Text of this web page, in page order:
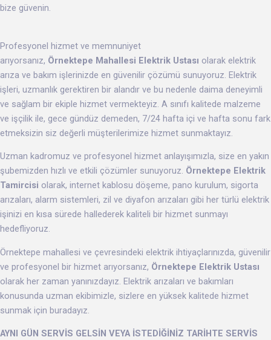
bize güvenin.
Profesyonel hizmet ve memnuniyet
arıyorsanız, Örnektepe Mahallesi Elektrik Ustası olarak elektrik
arıza ve bakım işlerinizde en güvenilir çözümü sunuyoruz. Elektrik
işleri, uzmanlık gerektiren bir alandır ve bu nedenle daima deneyimli
ve sağlam bir ekiple hizmet vermekteyiz. A sınıfı kalitede malzeme
ve işçilik ile, gece gündüz demeden, 7/24 hafta içi ve hafta sonu fark
etmeksizin siz değerli müşterilerimize hizmet sunmaktayız.
Uzman kadromuz ve profesyonel hizmet anlayışımızla, size en yakın
şubemizden hızlı ve etkili çözümler sunuyoruz. Örnektepe Elektrik
Tamircisi olarak, internet kablosu döşeme, pano kurulum, sigorta
arızaları, alarm sistemleri, zil ve diyafon arızaları gibi her türlü elektrik
işinizi en kısa sürede hallederek kaliteli bir hizmet sunmayı
hedefliyoruz.
Örnektepe mahallesi ve çevresindeki elektrik ihtiyaçlarınızda, güvenilir
ve profesyonel bir hizmet arıyorsanız, Örnektepe Elektrik Ustası
olarak her zaman yanınızdayız. Elektrik arızaları ve bakımları
konusunda uzman ekibimizle, sizlere en yüksek kalitede hizmet
sunmak için buradayız.
AYNI GÜN SERVİS GELSİN VEYA İSTEDİĞİNİZ TARİHTE SERVİS